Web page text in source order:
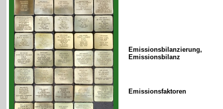
Emissionsbilanzierung,
Emissionsbilanz
Emissionsfaktoren